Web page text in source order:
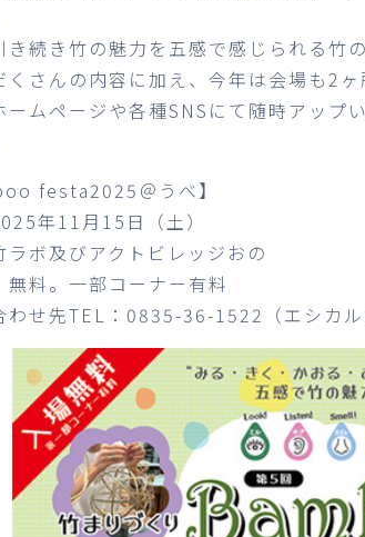
き続き竹の魅力を五感で感じられる竹
くさんの内容に加え、今年は会場も2
ームページや各種SNSにて随時アップ
festa2025＠うべ】
年11月15日（土）
ラボ及びアクトビレッジおの
無料。一部コーナー有料
わせ先TEL：0835-36-1522（エシカル